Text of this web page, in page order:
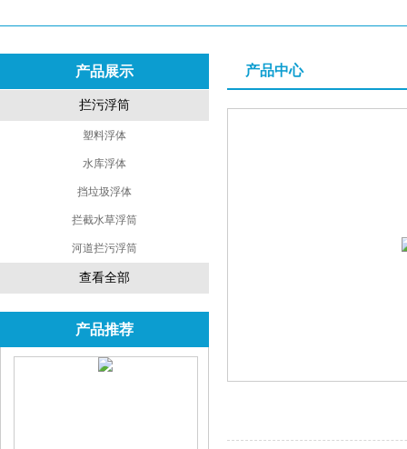
产品展示
拦污浮筒
塑料浮体
水库浮体
挡垃圾浮体
拦截水草浮筒
河道拦污浮筒
查看全部
产品推荐
产品中心